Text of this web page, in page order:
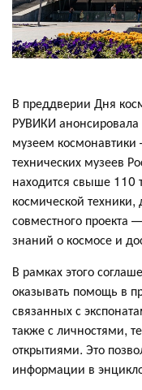
В преддверии Дня
РУВИКИ анонсировала
музеем
технических музеев
находится свыше 110
космической
совместного проекта
знаний о космосе и
В рамках этого
оказывать помощь в
связанных с
также с личностями,
открытиями. Это
информации в